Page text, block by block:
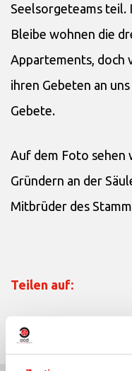
Seelsorgeteams teil.
Bleibe wohnen die
Appartements, doch
ihren Gebeten an
Gebete.
Auf dem Foto sehen
Gründern an der
Mitbrüder des
Teilen auf: